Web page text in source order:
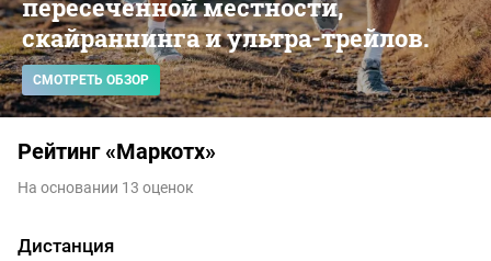
пересеченной местности,
скайраннинга и ультра-трейлов.
СМОТРЕТЬ ОБЗОР
Рейтинг «Маркотх»
На основании 13 оценок
Дистанция